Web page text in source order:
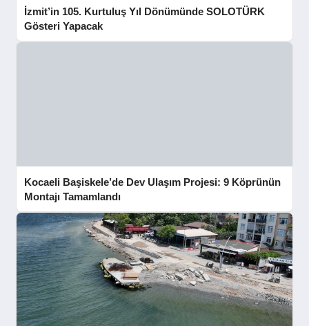
İzmit’in 105. Kurtuluş Yıl Dönümünde SOLOTÜRK
Gösteri Yapacak
Kocaeli Başiskele’de Dev Ulaşım Projesi: 9 Köprünün
Montajı Tamamlandı